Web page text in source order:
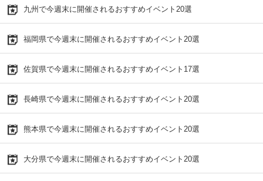
九州で今週末に開催されるおすすめイベント20選
福岡県で今週末に開催されるおすすめイベント20選
佐賀県で今週末に開催されるおすすめイベント17選
長崎県で今週末に開催されるおすすめイベント20選
熊本県で今週末に開催されるおすすめイベント20選
大分県で今週末に開催されるおすすめイベント20選